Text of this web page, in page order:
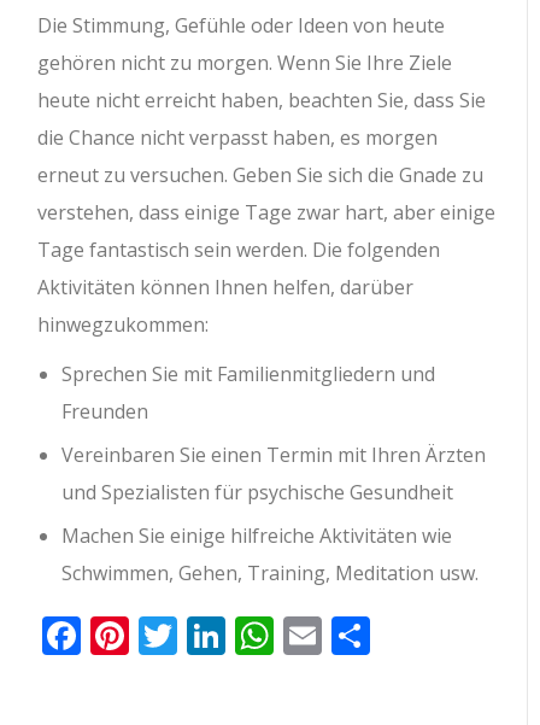
Die Stimmung, Gefühle oder Ideen von heute
gehören nicht zu morgen. Wenn Sie Ihre Ziele
heute nicht erreicht haben, beachten Sie, dass Sie
die Chance nicht verpasst haben, es morgen
erneut zu versuchen. Geben Sie sich die Gnade zu
verstehen, dass einige Tage zwar hart, aber einige
Tage fantastisch sein werden. Die folgenden
Aktivitäten können Ihnen helfen, darüber
hinwegzukommen:
Sprechen Sie mit Familienmitgliedern und
Freunden
Vereinbaren Sie einen Termin mit Ihren Ärzten
und Spezialisten für psychische Gesundheit
Machen Sie einige hilfreiche Aktivitäten wie
Schwimmen, Gehen, Training, Meditation usw.
Facebook
Pinterest
Twitter
LinkedIn
WhatsApp
Email